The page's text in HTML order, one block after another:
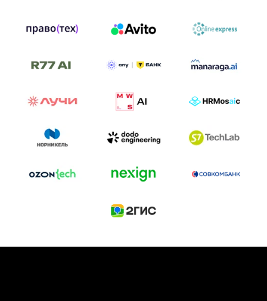
к построению бизнеса и созданию технологий под
И БИТВА АГЕНТОВ